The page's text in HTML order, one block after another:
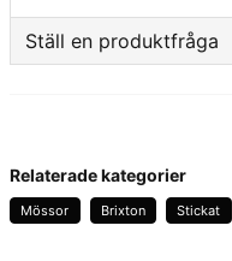
Färg Offwhite
Material
Ställ en produktfråga
name
Namn
Relaterade kategorier
Mössor Brixton Stickat